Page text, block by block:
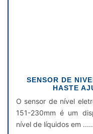
SENSOR DE
HASTE
O sensor de nível
151-230mm é um
nível de líquidos em